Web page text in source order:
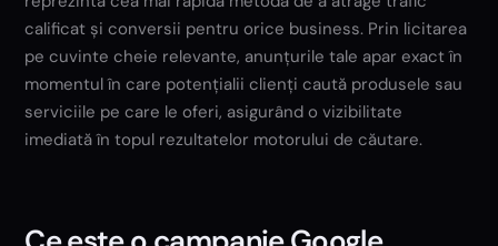
calificat și conversii pentru orice business. Prin licitarea
pe cuvinte cheie relevante, anunțurile tale apar exact în
momentul în care potențialii clienți caută produsele sau
serviciile pe care le oferi, asigurând o vizibilitate
imediată în topul rezultatelor motorului de căutare.